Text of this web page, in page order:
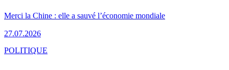
Merci la Chine : elle a sauvé l’économie mondiale
27.07.2026
POLITIQUE